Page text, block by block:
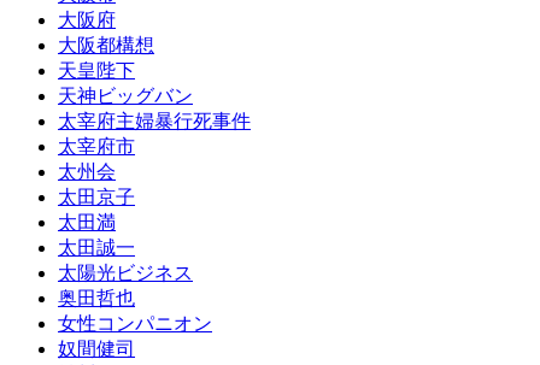
大阪府
大阪都構想
天皇陛下
天神ビッグバン
太宰府主婦暴行死事件
太宰府市
太州会
太田京子
太田満
太田誠一
太陽光ビジネス
奥田哲也
女性コンパニオン
奴間健司